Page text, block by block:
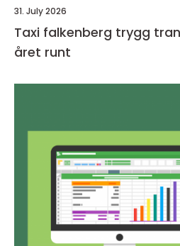
31. July 2026
Taxi falkenberg trygg transport längs kusten
året runt